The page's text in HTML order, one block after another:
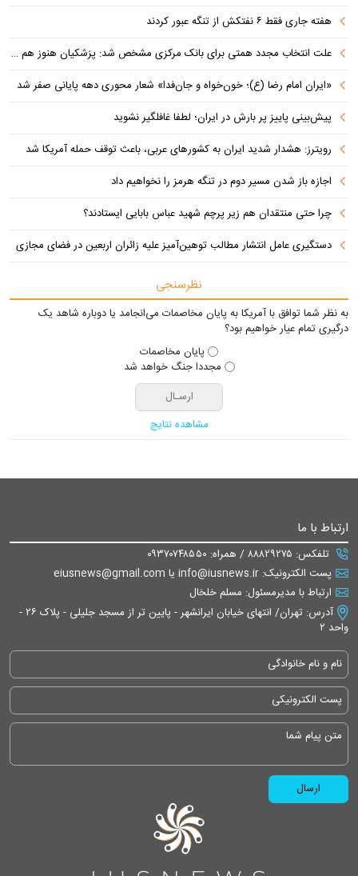
هفته جاری فقط ۶ نفتکش از تنگه عبور کردند
علت انتخاب مجدد همتی برای بانک مرکزی مشخص شد: پزشکیان هنوز هم متوجه نشده است چرا همتی استیضاح شد!
«ایران امام رضا (ع)؛ خون‌خواه و جان‌فدا» شعار محوری دهه پایانی صفر شد
پیش‌بینی پاییز پر بارش در ایران؛ لطفا غافلگیر نشوید
رویترز: هشدار شدید ایران به کشورهای عربی، باعث توقف حمله آمریکا شد
اجازه باز شدن مسیر دوم در تنگه هرمز را نخواهیم داد
چرا حتی منتقدان هم زیر پرچم شهید عباس بابایی ایستادند؟
دستگیری عامل انتشار مطالب توهین‌آمیز علیه زائران اربعین در فضای مجازی
نظرسنجی
به نظر شما توافق با آمریکا به پایان مخاصمات می‌انجامد یا دوباره شاهد یک
درگیری تمام عیار خواهیم بود؟
پایان مخاصمات
مجددا جنگ خواهد شد
مشاهده نتایج
ارتباط با ما
تلفکس: ۸۸۸۲۹۲۷۵ / همراه: ۰۹۳۷۰۷۴۸۵۵۰
پست الکترونیک: info@iusnews.ir یا eiusnews@gmail.com
ارتباط با مدیرمسئول: مسلم خلخال
آدرس: تهران/ انتهای خیابان ایرانشهر - پایین تر از مسجد جلیلی - پلاک ۲۶ -
واحد ۲